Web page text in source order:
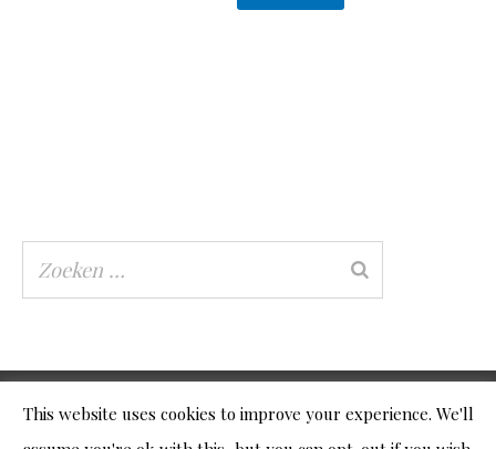
© 2026Gek op Puzzels |Algemene Voorwaarden
This website uses cookies to improve your experience. We'll